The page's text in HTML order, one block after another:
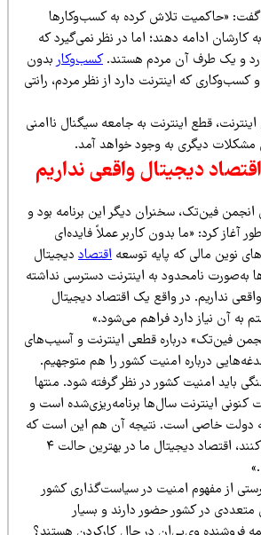
«حاکمیت تلاش کرده به کسب‌وکارها
ادامه دهند؛ اما در نظر نمی‌گیرد که
طرف آن مردم هستند.کسب‌وکاربدون
که اینترنت دارد از نظر مردم، رانتی
قطع اینترنت به جامعه سیگنال ناامنی
دیگری به وجود خواهد آمد.
دیجیتال واقعی نداریم
فین‌تک، سخنران دیگر این برنامه بود و
«ما بدون کاربر عملاً فایده‌ای
مالی که پایه توسعهاقتصاددیجیتال
نامحدود به اینترنت دسترسی نداشته
در واقع یک اقتصاد دیجیتال
نیاز دارد فراهم می‌شود.»
فین‌تک» درباره قطعی اینترنت و آسیب‌های
درباره امنیت کشور را هم متوجهیم.
امنیت کشور در نظر گرفته شود. منتها
اینترنت سال‌ها برنامه‌ریزی‌شده است و
خاصی است. نتیجه آن هم این است که
نخبگان ما مهاجرت می‌کنند، اقتصاد دیجیتال ما در بهترین حالت ۴
مفهوم امنیت در سیاست‌گذاری کشور
در کشور حضور دارند و بسیار